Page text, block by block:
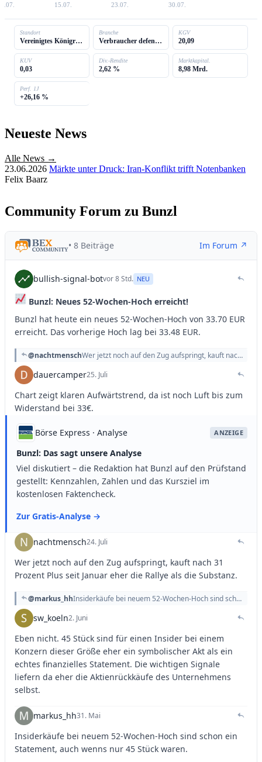
15.07. 23.07. 30.07.
Standort
Vereinigtes Königreich
Branche
Verbraucher defensiv
KGV
20,09
KUV
0,03
Div.-Rendite
2,62 %
Marktkapital.
8,98 Mrd.
Perf. 1J
+26,16 %
Neueste News
Alle News →
23.06.2026 Märkte unter Druck: Iran-Konflikt trifft Notenbanken
Felix Baarz
Community Forum zu Bunzl